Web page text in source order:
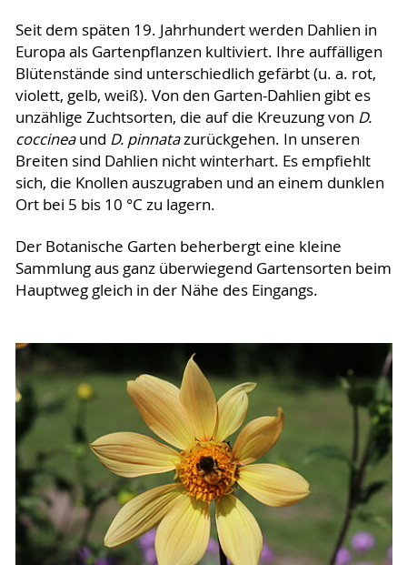
Seit dem späten 19. Jahrhundert werden Dahlien in
Europa als Gartenpflanzen kultiviert. Ihre auffälligen
Blütenstände sind unterschiedlich gefärbt (u. a. rot,
violett, gelb, weiß). Von den Garten-Dahlien gibt es
unzählige Zuchtsorten, die auf die Kreuzung von D.
coccineaund D. pinnatazurückgehen. In unseren
Breiten sind Dahlien nicht winterhart. Es empfiehlt
sich, die Knollen auszugraben und an einem dunklen
Ort bei 5 bis 10 °C zu lagern.
Der Botanische Garten beherbergt eine kleine
Sammlung aus ganz überwiegend Gartensorten beim
Hauptweg gleich in der Nähe des Eingangs.